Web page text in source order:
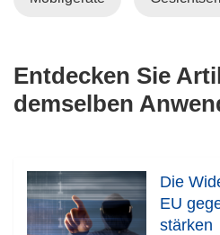
Entdecken Sie
demselben
Die
EU
stärken